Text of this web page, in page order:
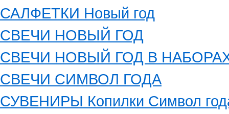
САЛФЕТКИ Новый год
СВЕЧИ НОВЫЙ ГОД
СВЕЧИ НОВЫЙ ГОД В
СВЕЧИ СИМВОЛ ГОДА
СУВЕНИРЫ Копилки Символ